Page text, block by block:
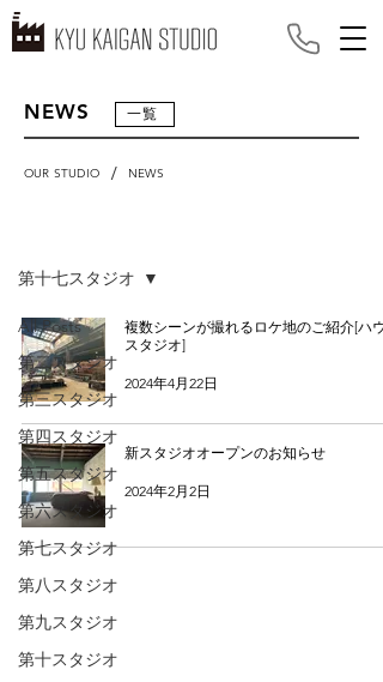
NEWS 一覧
OUR STUDIO / NEWS
All Posts
第二スタジオ
第三スタジオ
第四スタジオ
第五スタジオ
第六スタジオ
第七スタジオ
第八スタジオ
第九スタジオ
第十スタジオ
第十七スタジオ
複数シーンが撮れるロケ地のご紹介[ハウ
スタジオ]
2024年4月22日
新スタジオオープンのお知らせ
2024年2月2日